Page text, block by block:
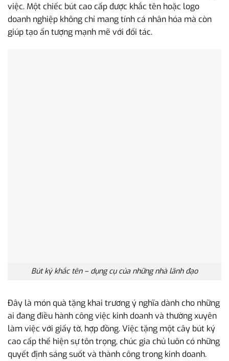
việc. Một chiếc bút cao cấp được khắc tên hoặc logo
doanh nghiệp không chỉ mang tính cá nhân hóa mà còn
giúp tạo ấn tượng mạnh mẽ với đối tác.
Bút ký khắc tên – dụng cụ của những nhà lãnh đạo
Đây là món quà tặng khai trương ý nghĩa dành cho những
ai đang điều hành công việc kinh doanh và thường xuyên
làm việc với giấy tờ, hợp đồng. Việc tặng một cây bút ký
cao cấp thể hiện sự tôn trọng, chúc gia chủ luôn có những
quyết định sáng suốt và thành công trong kinh doanh.